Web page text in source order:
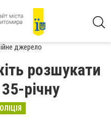
джерело
розшукати
річну